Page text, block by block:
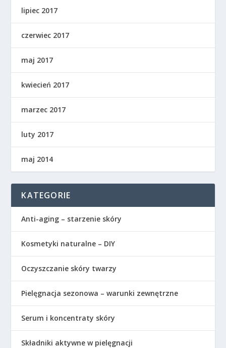
lipiec 2017
czerwiec 2017
maj 2017
kwiecień 2017
marzec 2017
luty 2017
maj 2014
KATEGORIE
Anti-aging – starzenie skóry
Kosmetyki naturalne – DIY
Oczyszczanie skóry twarzy
Pielęgnacja sezonowa – warunki zewnętrzne
Serum i koncentraty skóry
Składniki aktywne w pielęgnacji